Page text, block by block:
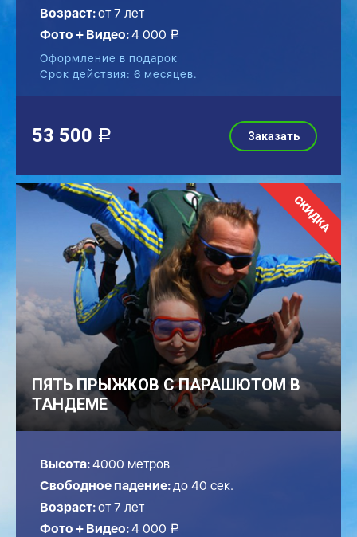
Возраст:от 7 лет
Фото + Видео:4 000 a
Оформление в подарок
Срок действия: 6 месяцев.
53 500 a Заказать
ПЯТЬ ПРЫЖКОВ С ПАРАШЮТОМ В
ТАНДЕМЕ
Высота:4000 метров
Свободное падение: до 40 сек.
Возраст:от 7 лет
Фото + Видео:4 000 a